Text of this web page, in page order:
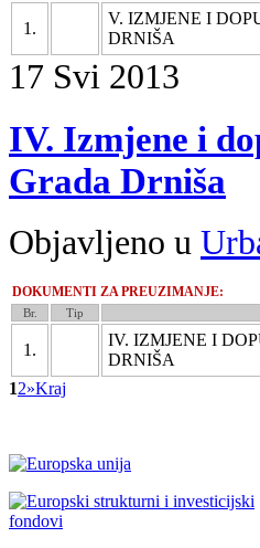
1.
V. IZMJENE I
DRNIŠA
17 Svi 2013
IV. Izmjene i
Grada Drniša
Objavljeno u
DOKUMENTI ZA PREUZIMANJE:
Br. Tip
1.
IV. IZMJENE I
DRNIŠA
12»Kraj